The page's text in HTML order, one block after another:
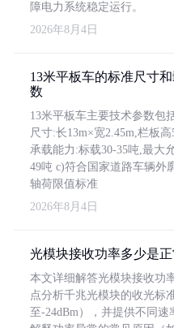
障电力系统稳定运行。
2026年8月4日
13米平板车的标准尺寸
数
13米平板车主要技术参数包
尺寸:长13m×宽2.45m,栏板高
承载能力:标载30-35吨,最大
49吨 c)符合国家道路车辆外
轴荷限值标准
2026年8月4日
光模块接收功率多少是正
本文详细解答光模块接收功
点分析千兆光模块的收光标
至-24dBm），并提供不同